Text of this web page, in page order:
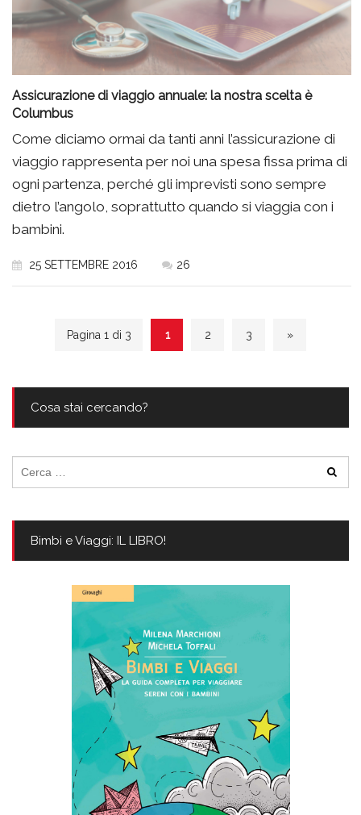
Assicurazione di viaggio annuale: la nostra scelta è
Columbus
Come diciamo ormai da tanti anni l’assicurazione di
viaggio rappresenta per noi una spesa fissa prima di
ogni partenza, perché gli imprevisti sono sempre
dietro l’angolo, soprattutto quando si viaggia con i
bambini.
25 SETTEMBRE 2016 26
Pagina 1 di 3 1 2 3 »
Cosa stai cercando?
per:
Bimbi e Viaggi: IL LIBRO!